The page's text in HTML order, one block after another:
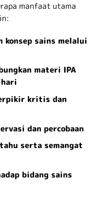
manfaat utama
konsep sains melalui
materi IPA
kritis dan
dan percobaan
serta semangat
bidang sains